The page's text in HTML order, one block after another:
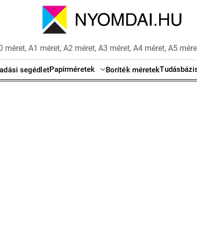
A1 méret, A2 méret, A3 méret, A4 méret, A5
segédletPapírméretek Boríték méretek